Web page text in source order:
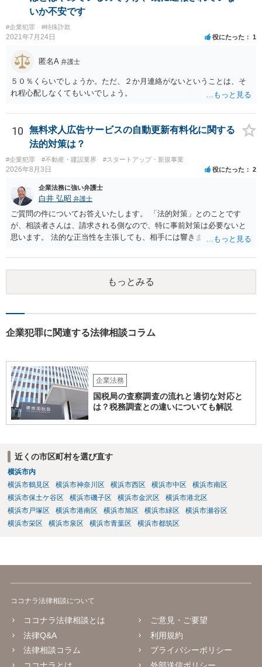
いか不安です
#企業犯罪 #特殊詐欺
2021年7月24日 役にたった 1
匿名A 弁護士
５０％くらいでしょうか。ただ、２か月連絡がないということは、そ
れ程心配しなくてもいいでしょう。
10
無料求人広告サービスの自動更新有料化に関する
法的対策は？
#企業犯罪 #不動産・建設業界 #スタートアップ・新規事業
2026年8月3日 役にたった 2
企業法務に強い弁護士
白井 弘昭 弁護士
ご質問の件についてお答えいたします。 「法的対策」とのことです
が、相談者さんは、請求される側なので、特に事前対策は必要ないと
思います。 法的な正当性を主張しても、相手には響きません。そもそ
的手段として裁判（おそらく少額訴訟）をするかどうかの問題ですの
で、訴訟を提起してきたら粛々と対応することになります。 少額訴訟
は、１人（１社）年間１０回までしかできないので、こちらが毅然と
支払いを拒否すれば、少額訴訟を提起する可能性は、低いものと思わ
すと、押し負けて支払うかもと考えますので、弁護士に依頼するなど
応、弁護士に依頼して同様の対応、裁判してきたら、従業員にて粛々
と対応のどれかを選択することになります。 以上、ご参考まで。
もっとみる
企業犯罪に関連する法律相談コラム
企業法務
国税局の査察調査の流れと適切な対応と
は？税務調査との違いについても解説
近くの市区町村を選び直す
横浜市内
横浜市鶴見区
横浜市神奈川区 横浜市西区 横浜市中区
横浜市南区
横浜市保土ケ谷区
横浜市磯子区 横浜市金沢区
横浜市港北区
横浜市戸塚区
横浜市港南区 横浜市旭区 横浜市緑区
横浜市瀬谷区
横浜市栄区
横浜市泉区 横浜市青葉区 横浜市都筑区
ココナラ法律相談について
ココナラ法律相談とは
法律Q&A
法律相談コラム
ココナラとは
ご意見・ご要望
利用規約
プライバシーポリシー
外部送信ポリシー